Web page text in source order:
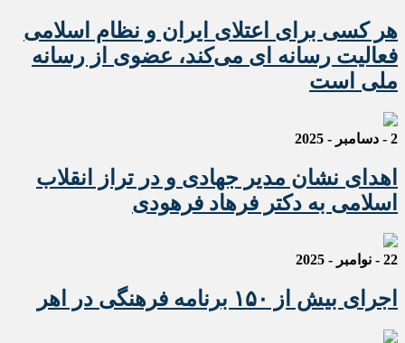
هر کسی برای اعتلای ایران و نظام اسلامی
فعالیت رسانه ای می‌کند، عضوی از رسانه
ملی است
2 - دسامبر - 2025
اهدای نشان مدیر جهادی و در تراز انقلاب
اسلامی به دکتر فرهاد فرهودی
22 - نوامبر - 2025
اجرای بیش از ۱۵۰ برنامه فرهنگی در اهر